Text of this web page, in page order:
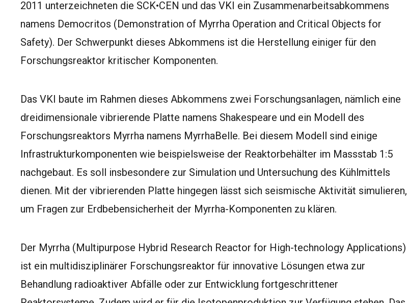
2011 unterzeichneten die SCK•CEN und das VKI ein Zusammenarbeitsabkommens
namens Democritos (Demonstration of Myrrha Operation and Critical Objects for
Safety). Der Schwerpunkt dieses Abkommens ist die Herstellung einiger für den
Forschungsreaktor kritischer Komponenten.
Das VKI baute im Rahmen dieses Abkommens zwei Forschungsanlagen, nämlich eine
dreidimensionale vibrierende Platte namens Shakespeare und ein Modell des
Forschungsreaktors Myrrha namens MyrrhaBelle. Bei diesem Modell sind einige
Infrastrukturkomponenten wie beispielsweise der Reaktorbehälter im Massstab 1:5
nachgebaut. Es soll insbesondere zur Simulation und Untersuchung des Kühlmittels
dienen. Mit der vibrierenden Platte hingegen lässt sich seismische Aktivität simulieren,
um Fragen zur Erdbebensicherheit der Myrrha-Komponenten zu klären.
Der Myrrha (Multipurpose Hybrid Research Reactor for High-technology Applications)
ist ein multidisziplinärer Forschungsreaktor für innovative Lösungen etwa zur
Behandlung radioaktiver Abfälle oder zur Entwicklung fortgeschrittener